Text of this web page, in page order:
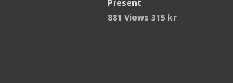
Present
881 Views 315 kr